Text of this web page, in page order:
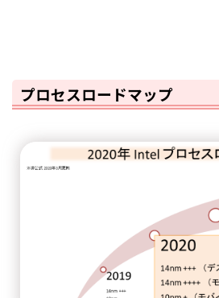
プロセスロードマップ